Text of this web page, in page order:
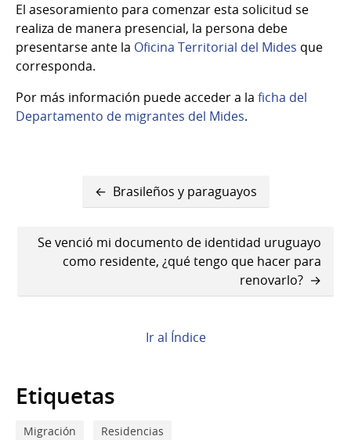
El asesoramiento para comenzar esta solicitud se
realiza de manera presencial, la persona debe
presentarse ante la Oficina Territorial del Mides que
corresponda.
Por más información puede acceder a la ficha del
Departamento de migrantes del Mides.
Enlaces
transversales
de
Book
para
Insuficiencia
recursos
Brasileños y paraguayos
Se venció mi documento de identidad uruguayo
como residente, ¿qué tengo que hacer para
renovarlo?
Ir al Índice
Etiquetas
Migración Residencias